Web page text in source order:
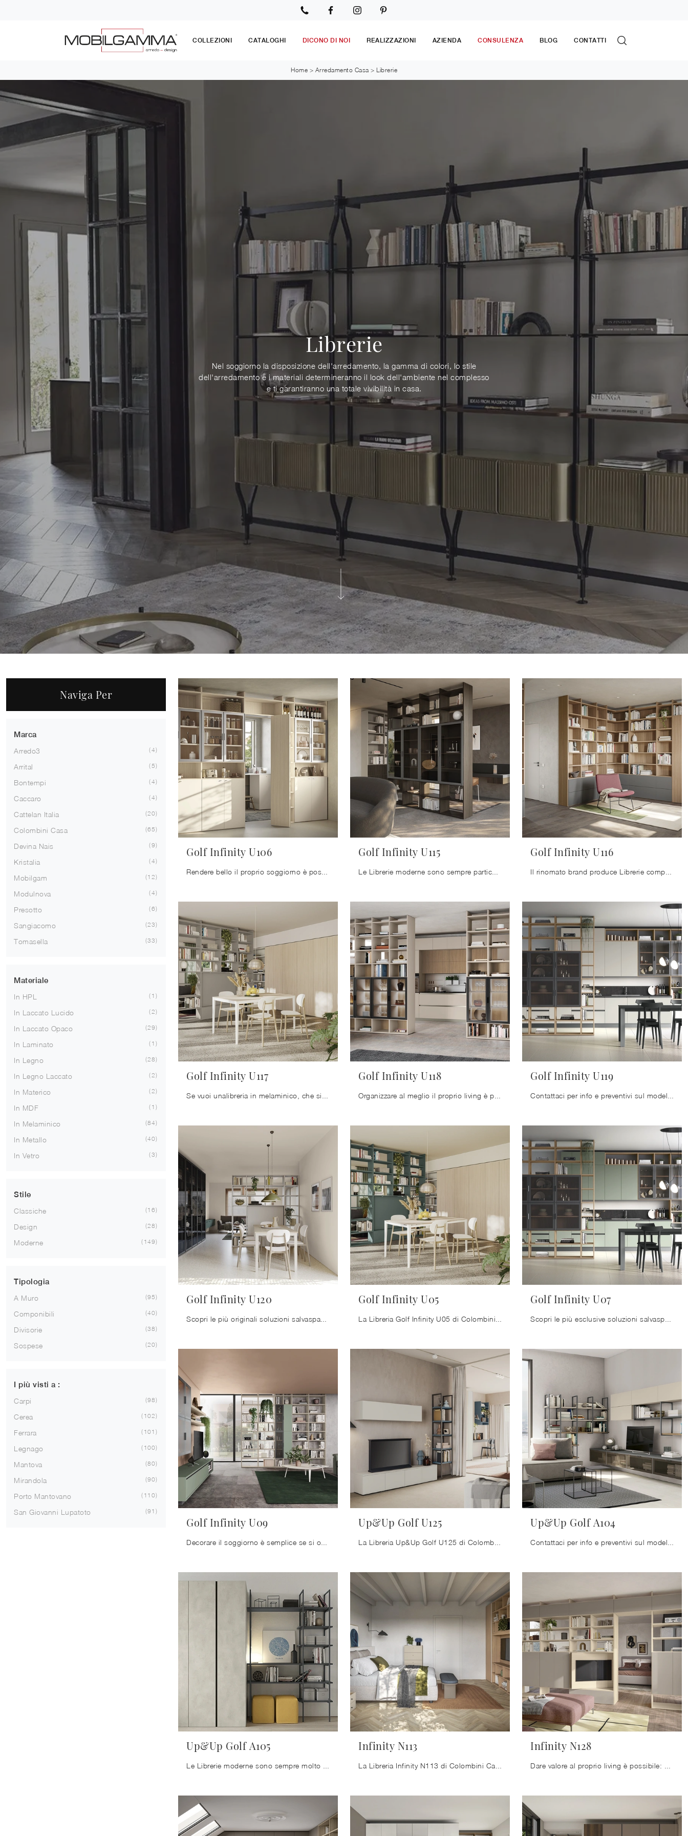
COLLEZIONI CATALOGHI DICONO DI NOI REALIZZAZIONI AZIENDA CONSULENZA BLOG CONTATTI
Home > Arredamento Casa > Librerie
Librerie
Nel soggiorno la disposizione dell'arredamento, la gamma di colori, lo stile
dell'arredamento e i materiali determineranno il look dell'ambiente nel complesso
e ti garantiranno una totale vivibilità in casa.
Naviga Per
Marca
Arredo3
4
Arrital 5
Bontempi 4
Caccaro 4
Cattelan Italia 20
Colombini Casa 65
Devina Nais 9
Kristalia 4
Mobilgam 12
Modulnova 4
Presotto 6
Sangiacomo 23
Tomasella 33
Materiale
In HPL
1
In Laccato Lucido 2
In Laccato Opaco 29
In Laminato 1
In Legno 28
In Legno Laccato 2
In Materico 2
In MDF 1
In Melaminico 84
In Metallo 40
In Vetro 3
Stile
Classiche
16
Design 28
Moderne 149
Tipologia
A Muro
95
Componibili 40
Divisorie 38
Sospese 20
I più visti a :
Carpi
98
Cerea 102
Ferrara 101
Legnago 100
Mantova 80
Mirandola 90
Porto Mantovano 110
San Giovanni Lupatoto 91
Golf Infinity U106 Golf Infinity U115 Golf Infinity U116
Golf Infinity U117 Golf Infinity U118 Golf Infinity U119
Golf Infinity U120 Golf Infinity U05 Golf Infinity U07
Golf Infinity U09 Up&Up Golf U125 Up&Up Golf A104
Up&Up Golf A105 Infinity N113 Infinity N128